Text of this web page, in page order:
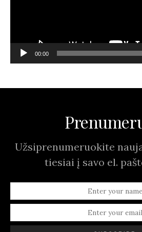
00:00
Užsiprenumeruokite
tiesiai į savo el.